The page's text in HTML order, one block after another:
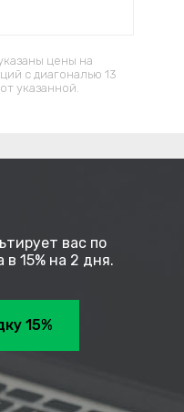
цены на
c диагональю 13
указанной.
вас по
15% на 2 дня.
15%